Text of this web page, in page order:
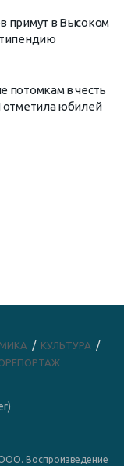
примут в Высоком
потомкам в честь
отметила юбилей
КУЛЬТУРА
Воспроизведение